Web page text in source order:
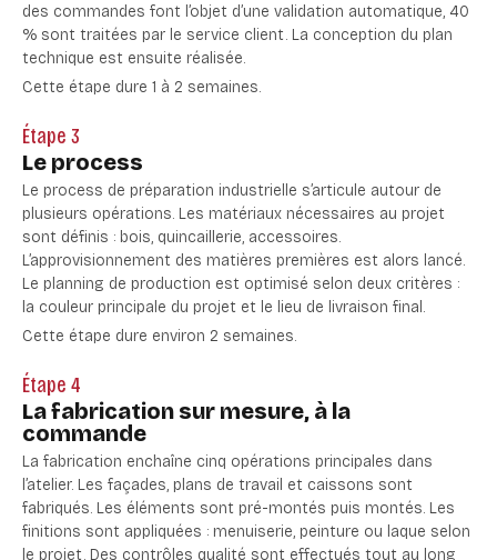
des commandes font l’objet d’une validation automatique, 40
% sont traitées par le service client. La conception du plan
technique est ensuite réalisée.
Cette étape dure 1 à 2 semaines.
Étape 3
Le process
Le process de préparation industrielle s’articule autour de
plusieurs opérations. Les matériaux nécessaires au projet
sont définis : bois, quincaillerie, accessoires.
L’approvisionnement des matières premières est alors lancé.
Le planning de production est optimisé selon deux critères :
la couleur principale du projet et le lieu de livraison final.
Cette étape dure environ 2 semaines.
Étape 4
La fabrication sur mesure, à la
commande
La fabrication enchaîne cinq opérations principales dans
l’atelier. Les façades, plans de travail et caissons sont
fabriqués. Les éléments sont pré-montés puis montés. Les
finitions sont appliquées : menuiserie, peinture ou laque selon
le projet. Des contrôles qualité sont effectués tout au long